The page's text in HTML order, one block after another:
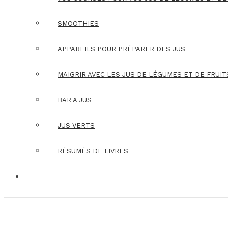
SMOOTHIES
APPAREILS POUR PRÉPARER DES JUS
MAIGRIR AVEC LES JUS DE LÉGUMES ET DE
BAR A JUS
JUS VERTS
RÉSUMÉS DE LIVRES